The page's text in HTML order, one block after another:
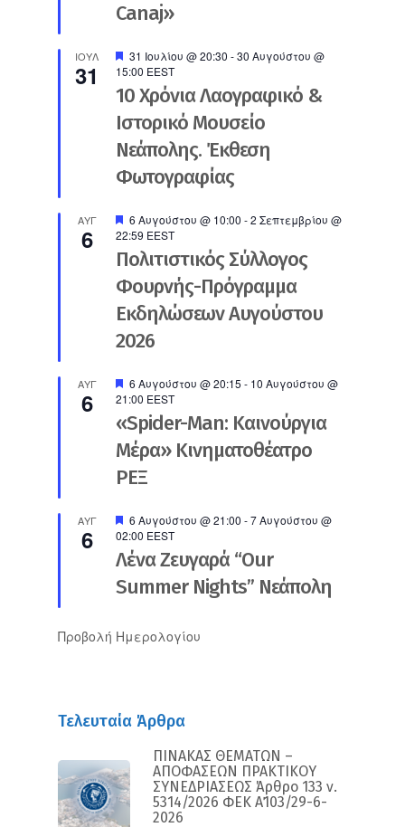
Canaj»
ΙΟΎΛ
31
Προτεινόμενο
31 Ιουλίου @ 20:30 -30 Αυγούστου @
15:00 EEST
10 Χρόνια Λαογραφικό &
Ιστορικό Μουσείο
Νεάπολης. Έκθεση
Φωτογραφίας
ΑΥΓ
6
Προτεινόμενο
6 Αυγούστου @ 10:00 -2 Σεπτεμβρίου @
22:59 EEST
Πολιτιστικός Σύλλογος
Φουρνής-Πρόγραμμα
Εκδηλώσεων Αυγούστου
2026
ΑΥΓ
6
Προτεινόμενο
6 Αυγούστου @ 20:15 - 10 Αυγούστου @
21:00 EEST
«Spider-Man: Καινούργια
Μέρα» Κινηματοθέατρο
ΡΕΞ
ΑΥΓ
6
Προτεινόμενο
6 Αυγούστου @ 21:00 -7 Αυγούστου @
02:00 EEST
Λένα Ζευγαρά “Our
Summer Nights” Νεάπολη
Προβολή Ημερολογίου
Τελευταία Άρθρα
ΠΙΝΑΚΑΣ ΘΕΜΑΤΩΝ –
ΑΠΟΦΑΣΕΩΝ ΠΡΑΚΤΙΚΟΥ
ΣΥΝΕΔΡΙΑΣΕΩΣ Άρθρο 133 ν.
5314/2026 ΦΕΚ Α΄103/29-6-
2026